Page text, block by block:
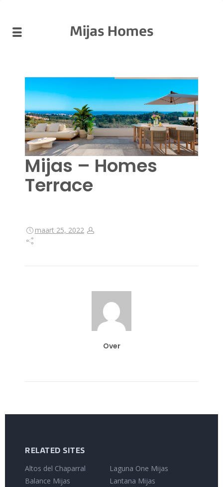
Mijas Homes
Mijas – Homes
Terrace
maart 25, 2022
Over
RELATED SITES
Altos del Chaparral
Balance Mijas
Laguna One Mijas
Lantana Mijas